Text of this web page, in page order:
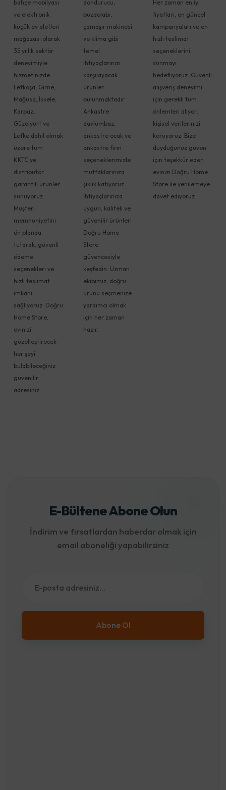
bahçe mobilyası
ve elektronik
küçük ev aletleri
mağazası olarak
35 yıllık sektör
deneyimiyle
hizmetinizde.
Lefkoşa, Girne,
Mağusa, İskele,
Karpaz,
Güzelyurt ve
Lefke dahil olmak
üzere tüm
KKTC'ye
distribütör
garantili ürünler
sunuyoruz.
Müşteri
memnuniyetini
ön planda
tutarak, güvenli
ödeme
seçenekleri ve
hızlı teslimat
imkanı
sağlıyoruz. Doğru
Home Store,
evinizi
güzelleştirecek
her şeyi
bulabileceğiniz
güvenilir
adresiniz.
dondurucu,
buzdolabı,
çamaşır makinesi
ve klima gibi
temel
ihtiyaçlarınızı
karşılayacak
ürünler
bulunmaktadır.
Ankastre
davlumbaz,
ankastre ocak ve
ankastre fırın
seçeneklerimizle
mutfaklarınıza
şıklık katıyoruz.
İhtiyaçlarınıza
uygun, kaliteli ve
güvenilir ürünleri
Doğru Home
Store
güvencesiyle
keşfedin. Uzman
ekibimiz, doğru
ürünü seçmenize
yardımcı olmak
için her zaman
hazır.
Her zaman en iyi
fiyatları, en güncel
kampanyaları ve en
hızlı teslimat
seçeneklerini
sunmayı
hedefliyoruz. Güvenli
alışveriş deneyimi
için gerekli tüm
önlemleri alıyor,
kişisel verilerinizi
koruyoruz. Bize
duyduğunuz güven
için teşekkür eder,
evinizi Doğru Home
Store ile yenilemeye
davet ediyoruz.
E-Bültene Abone Olun
İndirim ve fırsatlardan haberdar olmak için
email aboneliği yapabilirsiniz
Abone Ol